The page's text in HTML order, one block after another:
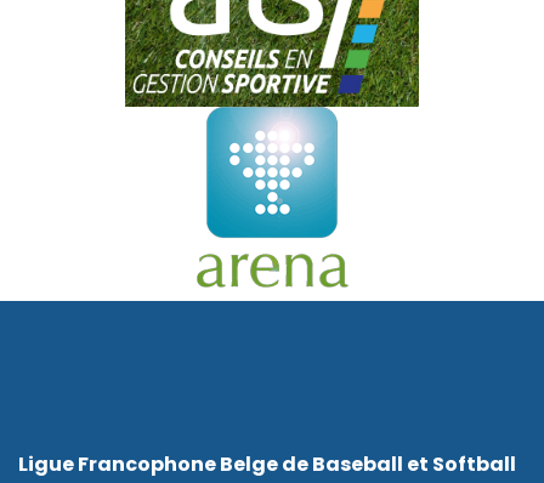
Ligue Francophone Belge de Baseball et Softball